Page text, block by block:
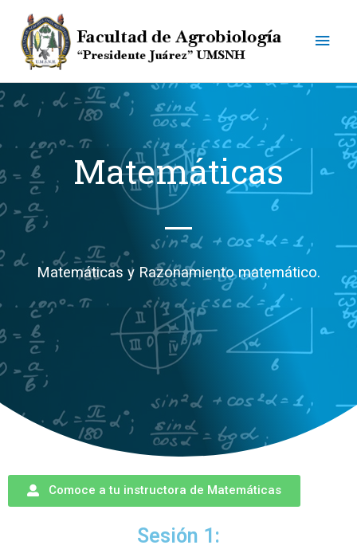
contenido
Matemáticas
Matemáticas y Razonamiento matemático.
Comoce a tu instructora de Matemáticas
Sesión 1: